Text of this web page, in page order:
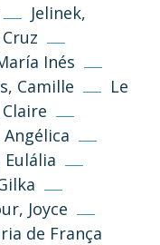
Jelinek,
Inés
Camille
Le
Eulália
Joyce
de França
Tornar a dalt
i imatges
llicència
by-nc-sa